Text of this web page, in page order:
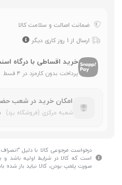
ضمانت اصالت و سلامت کالا
ارسال از 1 روز کاری دیگر
خرید اقساطی با درگاه
پرداخت بدون کارمزد در ۴ قسط
امکان خرید در شعب
شعبه مرکزی (فروشگاه یزد)
درخواست مرجوعی کالا با دلیل
است که کالا در شرایط اولیه باشد
صورت پلمپ بودن، کالا نباید باز شده